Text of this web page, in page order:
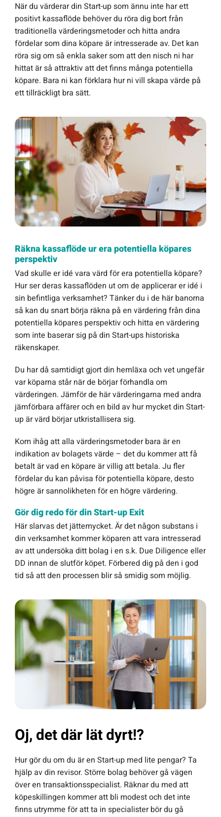
När du värderar din Start-up som ännu inte har ett
positivt kassaflöde behöver du röra dig bort från
traditionella värderingsmetoder och hitta andra
fördelar som dina köpare är intresserade av. Det kan
röra sig om så enkla saker som att den nisch ni har
hittat är så attraktiv att det finns många potentiella
köpare. Bara ni kan förklara hur ni vill skapa värde på
ett tillräckligt bra sätt.
Räkna kassaflöde ur era potentiella köpares
perspektiv
Vad skulle er idé vara värd för era potentiella köpare?
Hur ser deras kassaflöden ut om de applicerar er idé i
sin befintliga verksamhet? Tänker du i de här banorna
så kan du snart börja räkna på en värdering från dina
potentiella köpares perspektiv och hitta en värdering
som inte baserar sig på din Start-ups historiska
räkenskaper.
Du har då samtidigt gjort din hemläxa och vet ungefär
var köparna står när de börjar förhandla om
värderingen. Jämför de här värderingarna med andra
jämförbara affärer och en bild av hur mycket din Start-
up är värd börjar utkristallisera sig.
Kom ihåg att alla värderingsmetoder bara är en
indikation av bolagets värde – det du kommer att få
betalt är vad en köpare är villig att betala. Ju fler
fördelar du kan påvisa för potentiella köpare, desto
högre är sannolikheten för en högre värdering.
Gör dig redo för din Start-up Exit
Här slarvas det jättemycket. Är det någon substans i
din verksamhet kommer köparen att vara intresserad
av att undersöka ditt bolag i en s.k. Due Diligence eller
DD innan de slutför köpet. Förbered dig på den i god
tid så att den processen blir så smidig som möjlig.
Oj, det där lät dyrt!?
Hur gör du om du är en Start-up med lite pengar? Ta
hjälp av din revisor. Större bolag behöver gå vägen
över en transaktionsspecialist. Räknar du med att
köpeskillingen kommer att bli modest och det inte
finns utrymme för att ta in specialister bör du gå